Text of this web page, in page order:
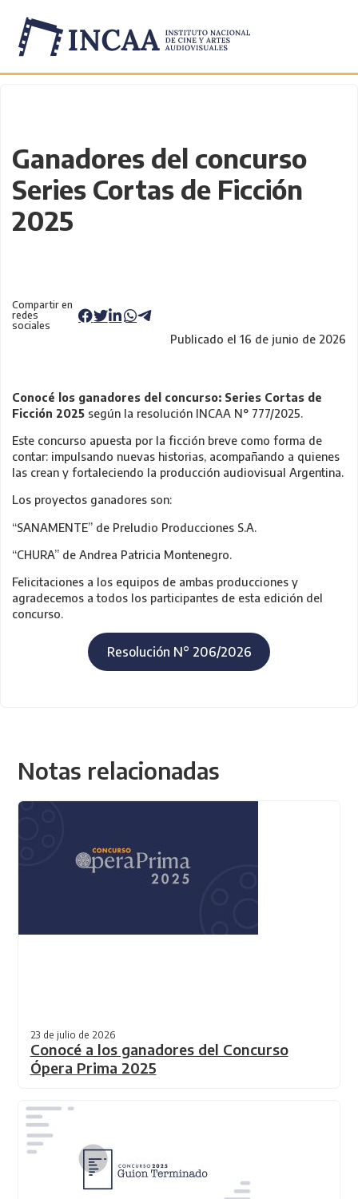
Ganadores del concurso
Series Cortas de Ficción
2025
Compartir en
redes
sociales
Publicado el 16 de junio de 2026
Conocé los ganadores del concurso: Series Cortas de
Ficción 2025 según la resolución INCAA N° 777/2025.
Este concurso apuesta por la ficción breve como forma de
contar: impulsando nuevas historias, acompañando a quienes
las crean y fortaleciendo la producción audiovisual Argentina.
Los proyectos ganadores son:
“SANAMENTE” de Preludio Producciones S.A.
“CHURA” de Andrea Patricia Montenegro.
Felicitaciones a los equipos de ambas producciones y
agradecemos a todos los participantes de esta edición del
concurso.
Resolución N° 206/2026
Notas relacionadas
23 de julio de 2026
Conocé a los ganadores del Concurso
Ópera Prima 2025